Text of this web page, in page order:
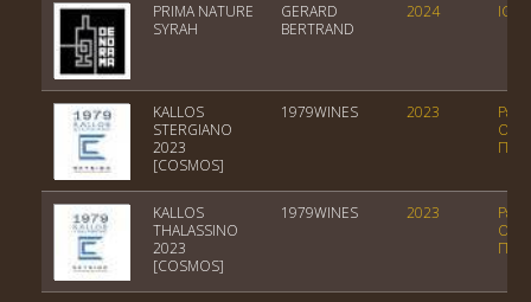
PRIMA NATURE
SYRAH
GERARD
BERTRAND
2024 IGP
KALLOS
STERGIANO
2023
[COSMOS]
1979WINES 2023
KALLOS
THALASSINO
2023
[COSMOS]
1979WINES 2023